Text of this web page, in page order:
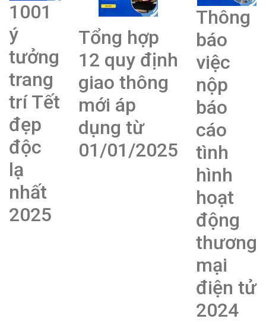
1001
ý
tưởng
trang
trí Tết
đẹp
độc
lạ
nhất
2025
Tổng hợp
12 quy định
giao thông
mới áp
dụng từ
01/01/2025
Thông
báo
việc
nộp
báo
cáo
tình
hình
hoạt
động
thương
mại
điện tử
2024